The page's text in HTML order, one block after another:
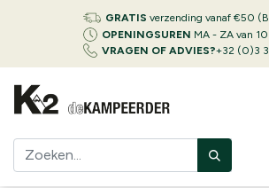
GRATIS verzending vanaf €50
OPENINGSUREN MA - ZA van
VRAGEN OF ADVIES?+32 (0)3